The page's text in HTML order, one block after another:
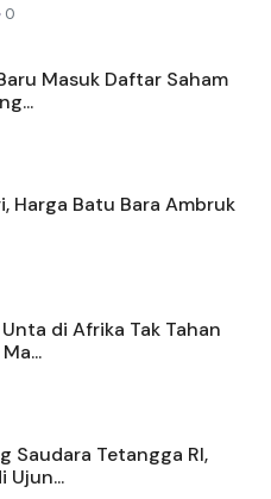
0
Masuk Daftar Saham
Harga Batu Bara Ambruk
di Afrika Tak Tahan
Saudara Tetangga RI,
Ujun...